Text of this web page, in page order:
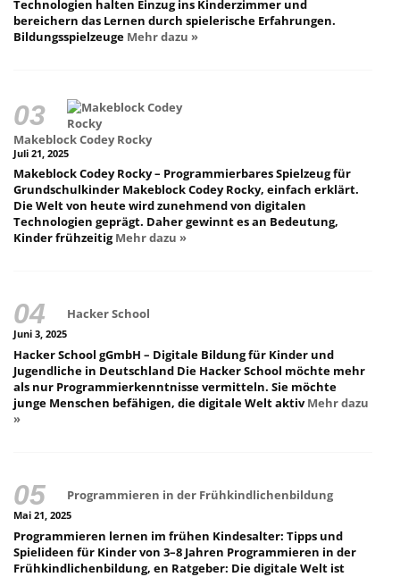
Technologien halten Einzug ins Kinderzimmer und
bereichern das Lernen durch spielerische Erfahrungen.
Bildungsspielzeuge Mehr dazu »
Makeblock Codey Rocky
Juli 21, 2025
Makeblock Codey Rocky – Programmierbares Spielzeug für
Grundschulkinder Makeblock Codey Rocky, einfach erklärt.
Die Welt von heute wird zunehmend von digitalen
Technologien geprägt. Daher gewinnt es an Bedeutung,
Kinder frühzeitigMehr dazu »
Hacker School
Juni 3, 2025
Hacker School gGmbH – Digitale Bildung für Kinder und
Jugendliche in Deutschland Die Hacker School möchte mehr
als nur Programmierkenntnisse vermitteln. Sie möchte
junge Menschen befähigen, die digitale Welt aktivMehr dazu
»
Programmieren in der Frühkindlichenbildung
Mai 21, 2025
Programmieren lernen im frühen Kindesalter: Tipps und
Spielideen für Kinder von 3–8 Jahren Programmieren in der
Frühkindlichenbildung, en Ratgeber: Die digitale Welt ist